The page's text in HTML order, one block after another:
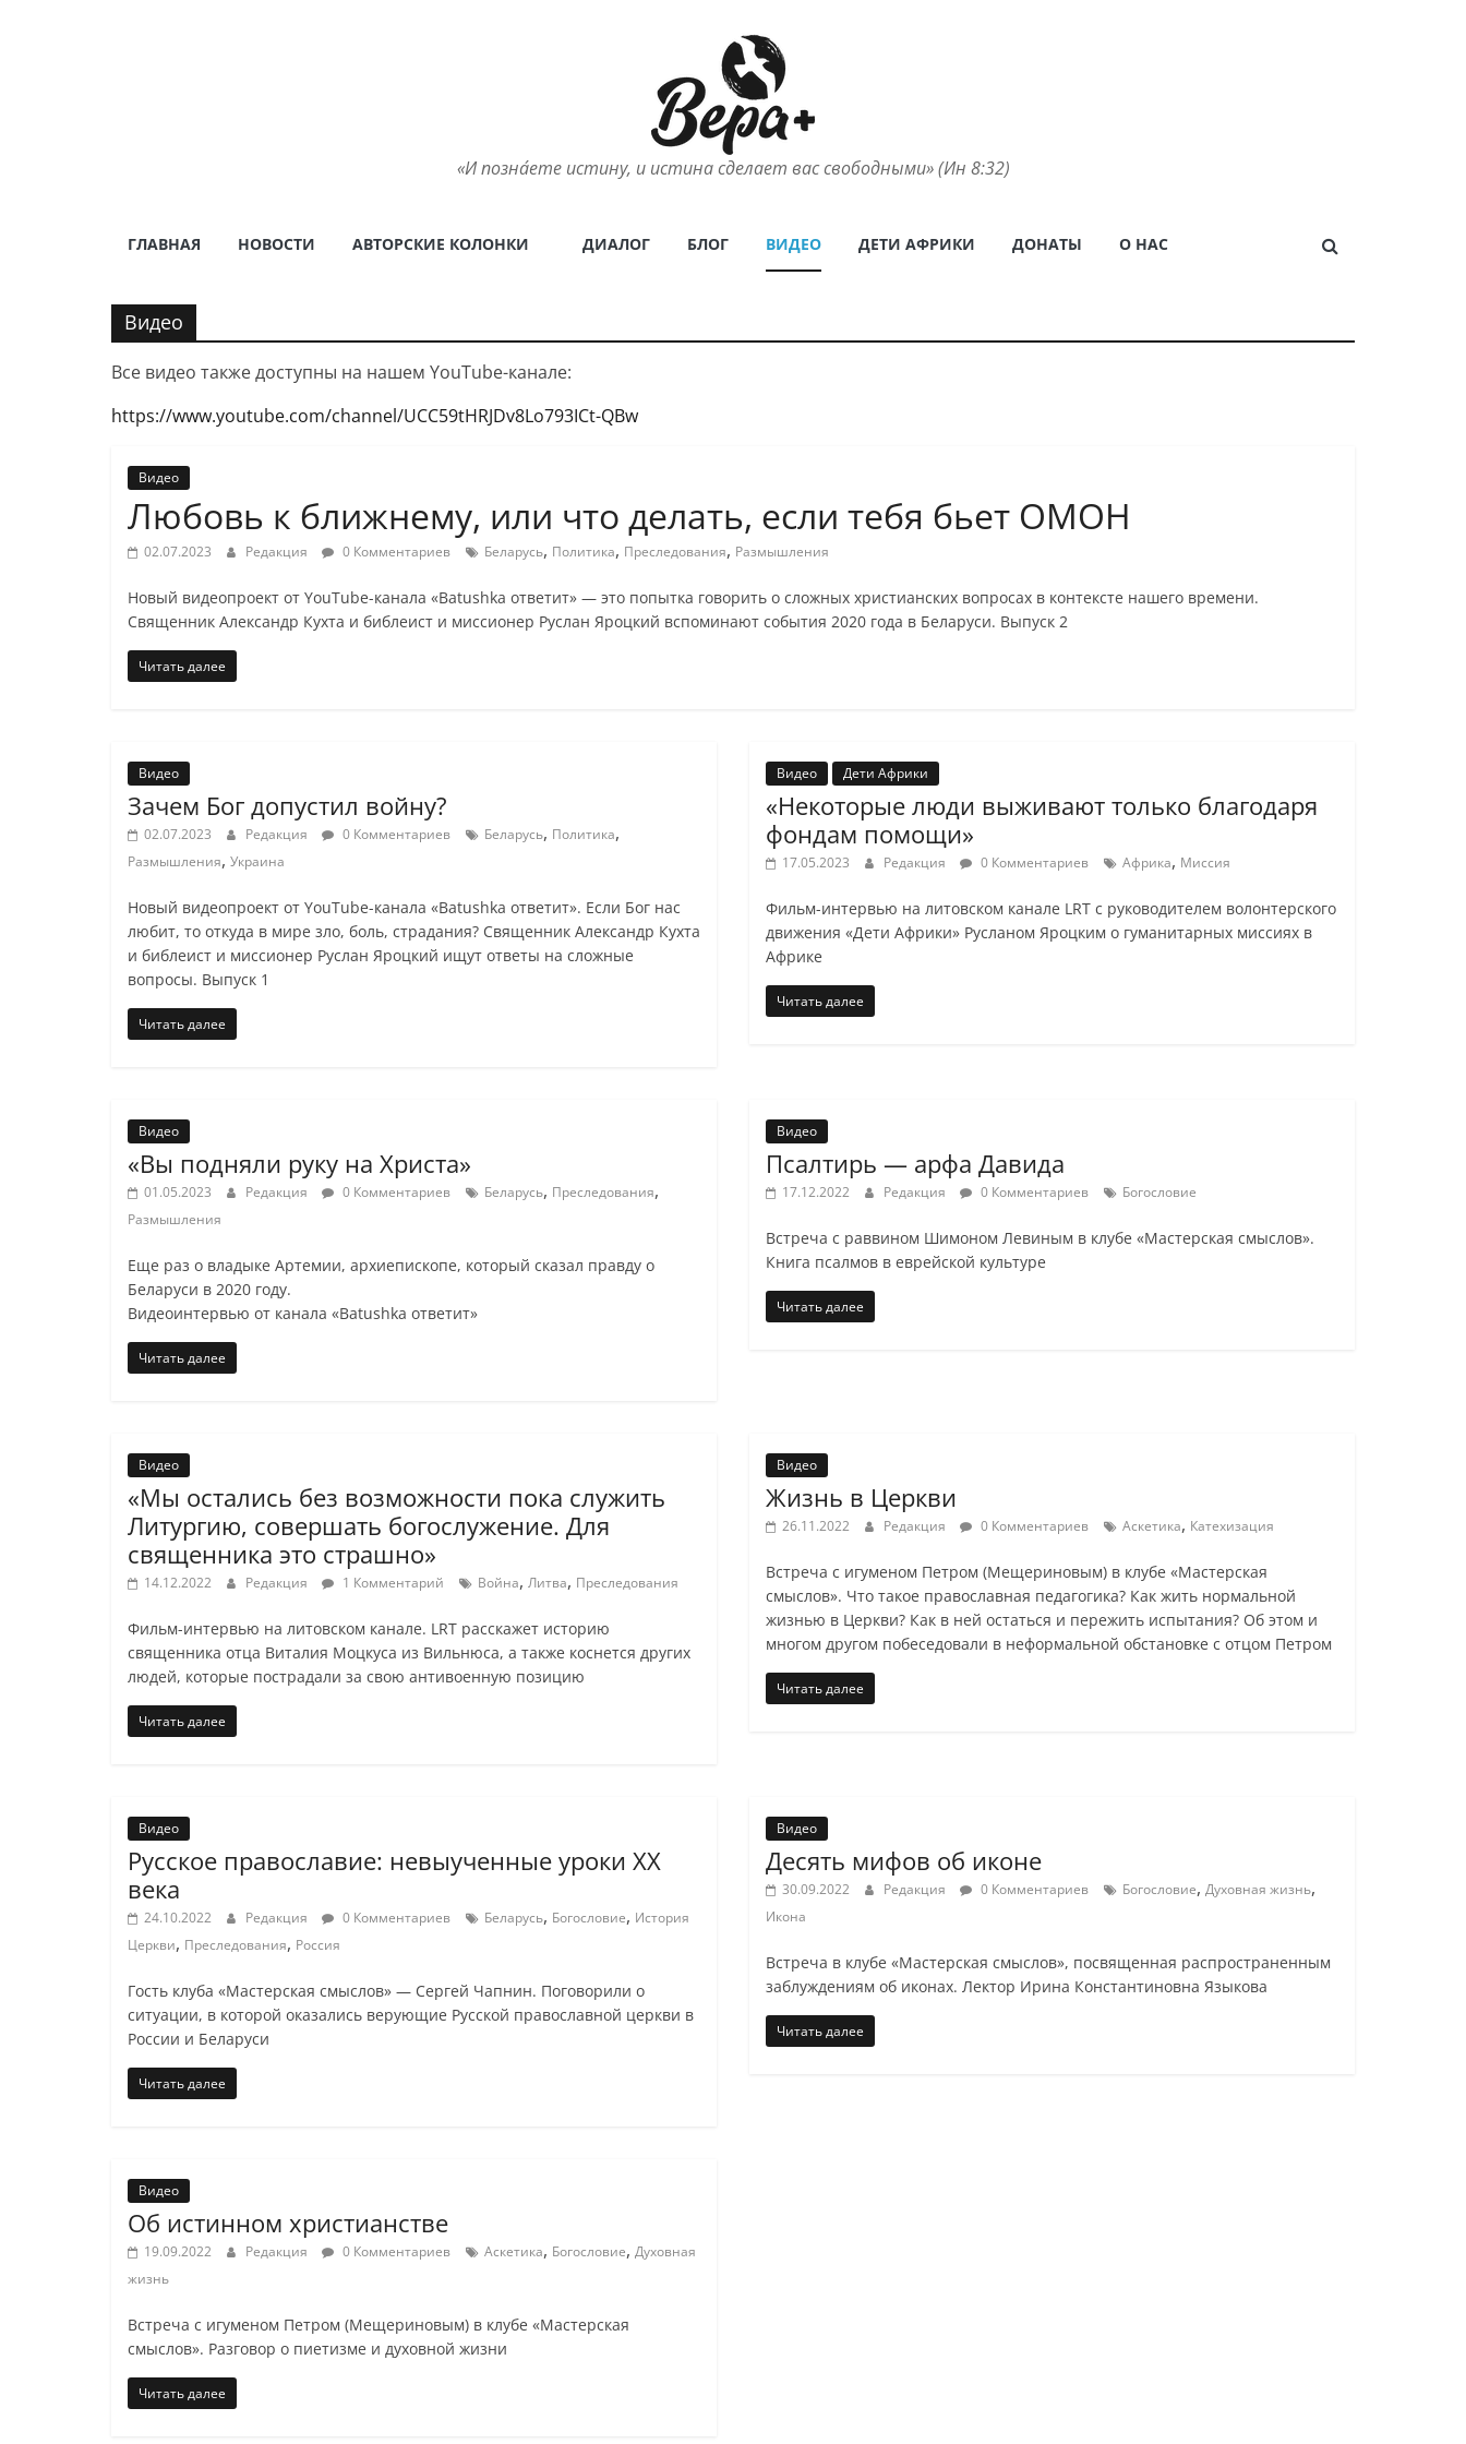
«И позна́ете истину, и истина сделает вас свободными» (Ин 8:32)
ГЛАВНАЯ НОВОСТИ АВТОРСКИЕ КОЛОНКИ ДИАЛОГ БЛОГ ВИДЕО ДЕТИ АФРИКИ ДОНАТЫ О НАС
Видео
Все видео также доступны на нашем YouTube-канале:
https://www.youtube.com/channel/UCC59tHRJDv8Lo793ICt-QBw
Видео
Любовь к ближнему, или что делать, если тебя бьет ОМОН
02.07.2023 Редакция 0 Комментариев Беларусь, Политика, Преследования, Размышления
Новый видеопроект от YouTube-канала «Batushka ответит» — это попытка говорить о сложных христианских вопросах в контексте нашего времени.
Священник Александр Кухта и библеист и миссионер Руслан Яроцкий вспоминают события 2020 года в Беларуси. Выпуск 2
Читать далее
Видео
Зачем Бог допустил войну?
02.07.2023 Редакция 0 Комментариев Беларусь, Политика,
Размышления, Украина
Новый видеопроект от YouTube-канала «Batushka ответит». Если Бог нас
любит, то откуда в мире зло, боль, страдания? Священник Александр Кухта
и библеист и миссионер Руслан Яроцкий ищут ответы на сложные
вопросы. Выпуск 1
Читать далее
Видео Дети Африки
«Некоторые люди выживают только благодаря
фондам помощи»
17.05.2023 Редакция 0 Комментариев Африка, Миссия
Фильм-интервью на литовском канале LRT с руководителем волонтерского
движения «Дети Африки» Русланом Яроцким о гуманитарных миссиях в
Африке
Читать далее
Видео
«Вы подняли руку на Христа»
01.05.2023 Редакция 0 Комментариев Беларусь, Преследования,
Размышления
Еще раз о владыке Артемии, архиепископе, который сказал правду о
Беларуси в 2020 году.
Видеоинтервью от канала «Batushka ответит»
Читать далее
Видео
Псалтирь — арфа Давида
17.12.2022 Редакция 0 Комментариев Богословие
Встреча с раввином Шимоном Левиным в клубе «Мастерская смыслов».
Книга псалмов в еврейской культуре
Читать далее
Видео
«Мы остались без возможности пока служить
Литургию, совершать богослужение. Для
священника это страшно»
14.12.2022 Редакция 1 Комментарий Война, Литва, Преследования
Фильм-интервью на литовском канале. LRT расскажет историю
священника отца Виталия Моцкуса из Вильнюса, а также коснется других
людей, которые пострадали за свою антивоенную позицию
Читать далее
Видео
Жизнь в Церкви
26.11.2022 Редакция 0 Комментариев Аскетика, Катехизация
Встреча с игуменом Петром (Мещериновым) в клубе «Мастерская
смыслов». Что такое православная педагогика? Как жить нормальной
жизнью в Церкви? Как в ней остаться и пережить испытания? Об этом и
многом другом побеседовали в неформальной обстановке с отцом Петром
Читать далее
Видео
Русское православие: невыученные уроки ХХ
века
24.10.2022 Редакция 0 Комментариев Беларусь, Богословие, История
Церкви, Преследования, Россия
Гость клуба «Мастерская смыслов» — Сергей Чапнин. Поговорили о
ситуации, в которой оказались верующие Русской православной церкви в
России и Беларуси
Читать далее
Видео
Десять мифов об иконе
30.09.2022 Редакция 0 Комментариев Богословие, Духовная жизнь,
Икона
Встреча в клубе «Мастерская смыслов», посвященная распространенным
заблуждениям об иконах. Лектор Ирина Константиновна Языкова
Читать далее
Видео
Об истинном христианстве
19.09.2022 Редакция 0 Комментариев Аскетика, Богословие, Духовная
жизнь
Встреча с игуменом Петром (Мещериновым) в клубе «Мастерская
смыслов». Разговор о пиетизме и духовной жизни
Читать далее